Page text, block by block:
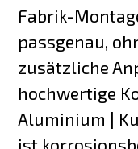
Fabrik-
passgenau,
zusätzliche
hochwertige
Aluminium |
ist